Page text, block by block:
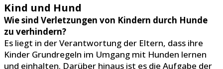
Kind und Hund
Wie sind Verletzungen von Kindern durch Hunde
zu verhindern?
Es liegt in der Verantwortung der Eltern, dass ihre
Kinder Grundregeln im Umgang mit Hunden lernen
und einhalten. Darüber hinaus ist es die Aufgabe der